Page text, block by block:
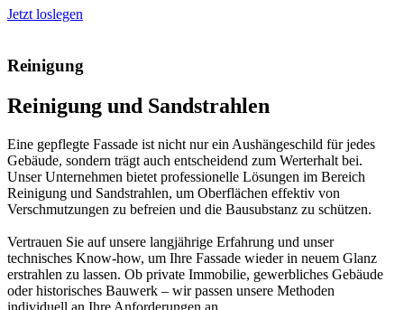
Jetzt loslegen
Reinigung
Reinigung und Sandstrahlen
Eine gepflegte Fassade ist nicht nur ein Aushängeschild für jedes
Gebäude, sondern trägt auch entscheidend zum Werterhalt bei.
Unser Unternehmen bietet professionelle Lösungen im Bereich
Reinigung und Sandstrahlen, um Oberflächen effektiv von
Verschmutzungen zu befreien und die Bausubstanz zu schützen.
Vertrauen Sie auf unsere langjährige Erfahrung und unser
technisches Know-how, um Ihre Fassade wieder in neuem Glanz
erstrahlen zu lassen. Ob private Immobilie, gewerbliches Gebäude
oder historisches Bauwerk – wir passen unsere Methoden
individuell an Ihre Anforderungen an.